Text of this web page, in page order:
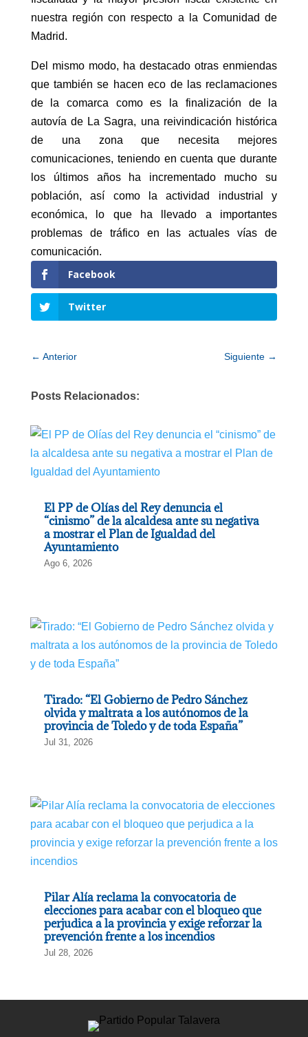
nuestra región con respecto a la Comunidad de
Madrid.
Del mismo modo, ha destacado otras enmiendas
que también se hacen eco de las reclamaciones
de la comarca como es la finalización de la
autovía de La Sagra, una reivindicación histórica
de una zona que necesita mejores
comunicaciones, teniendo en cuenta que durante
los últimos años ha incrementado mucho su
población, así como la actividad industrial y
económica, lo que ha llevado a importantes
problemas de tráfico en las actuales vías de
comunicación.
Facebook
Twitter
← Anterior Siguiente →
Posts Relacionados:
El PP de Olías del Rey denuncia el
“cinismo” de la alcaldesa ante su negativa
a mostrar el Plan de Igualdad del
Ayuntamiento
Ago 6, 2026
Tirado: “El Gobierno de Pedro Sánchez
olvida y maltrata a los autónomos de la
provincia de Toledo y de toda España”
Jul 31, 2026
Pilar Alía reclama la convocatoria de
elecciones para acabar con el bloqueo que
perjudica a la provincia y exige reforzar la
prevención frente a los incendios
Jul 28, 2026